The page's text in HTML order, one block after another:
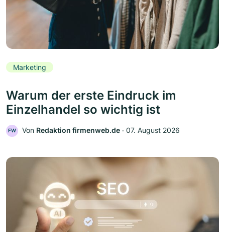
Marketing
Warum der erste Eindruck im
Einzelhandel so wichtig ist
FW Von Redaktion firmenweb.de ‧ 07. August 2026